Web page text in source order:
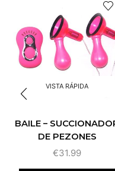
VISTA RÁPIDA
BAILE –
DE PEZONES
€31.99